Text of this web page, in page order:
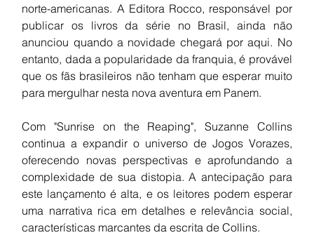
norte-americanas. A Editora Rocco, responsável por
publicar os livros da série no Brasil, ainda não
anunciou quando a novidade chegará por aqui. No
entanto, dada a popularidade da franquia, é provável
que os fãs brasileiros não tenham que esperar muito
para mergulhar nesta nova aventura em Panem.
Com "Sunrise on the Reaping", Suzanne Collins
continua a expandir o universo de Jogos Vorazes,
oferecendo novas perspectivas e aprofundando a
complexidade de sua distopia. A antecipação para
este lançamento é alta, e os leitores podem esperar
uma narrativa rica em detalhes e relevância social,
características marcantes da escrita de Collins.